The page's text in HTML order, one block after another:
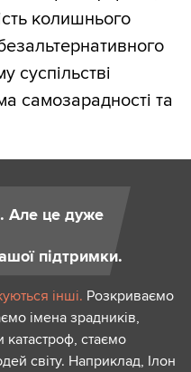
колишнього
суспільстві
самозарадності та
Але це дуже
підтримки.
інші. Розкриваємо
імена зрадників,
стаємо
світу. Наприклад, Ілон